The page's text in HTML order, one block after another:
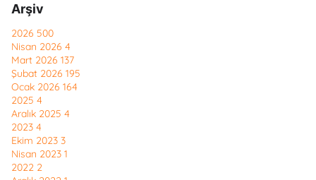
Arşiv
2026 500
Nisan 2026 4
Mart 2026 137
Şubat 2026 195
Ocak 2026 164
2025 4
Aralık 2025 4
2023 4
Ekim 2023 3
Nisan 2023 1
2022 2